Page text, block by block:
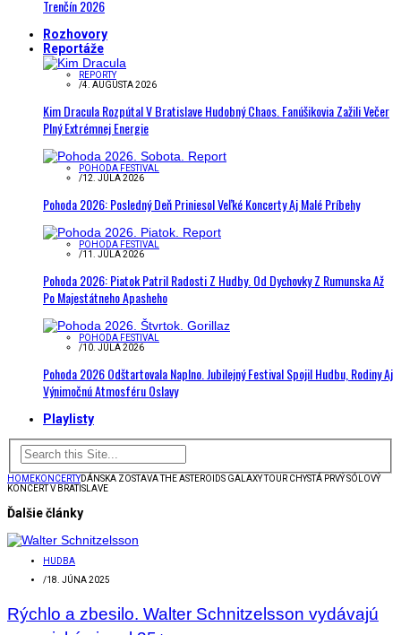
Trenčín 2026
Rozhovory
Reportáže
REPORTY
/4. AUGUSTA 2026
Kim Dracula Rozpútal V Bratislave Hudobný Chaos. Fanúšikovia Zažili Večer
Plný Extrémnej Energie
POHODA FESTIVAL
/12. JÚLA 2026
Pohoda 2026: Posledný Deň Priniesol Veľké Koncerty Aj Malé Príbehy
POHODA FESTIVAL
/11. JÚLA 2026
Pohoda 2026: Piatok Patril Radosti Z Hudby. Od Dychovky Z Rumunska Až
Po Majestátneho Apasheho
POHODA FESTIVAL
/10. JÚLA 2026
Pohoda 2026 Odštartovala Naplno. Jubilejný Festival Spojil Hudbu, Rodiny Aj
Výnimočnú Atmosféru Oslavy
Playlisty
HOMEKONCERTYDÁNSKA ZOSTAVA THE ASTEROIDS GALAXY TOUR CHYSTÁ PRVÝ SÓLOVÝ
KONCERT V BRATISLAVE
Ďalšie články
HUDBA
/18. JÚNA 2025
Rýchlo a zbesilo. Walter Schnitzelsson vydávajú